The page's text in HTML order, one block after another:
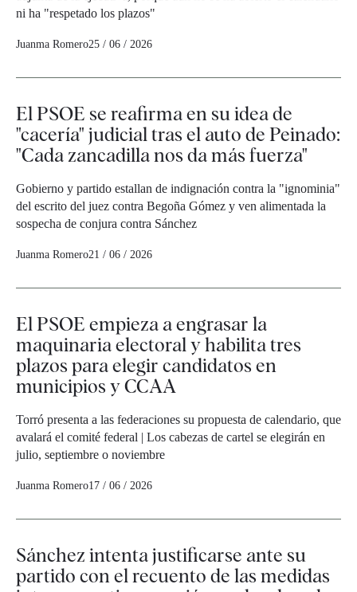
ni ha "respetado los plazos"
Juanma Romero25 / 06 / 2026
El PSOE se reafirma en su idea de
"cacería" judicial tras el auto de Peinado:
"Cada zancadilla nos da más fuerza"
Gobierno y partido estallan de indignación contra la "ignominia"
del escrito del juez contra Begoña Gómez y ven alimentada la
sospecha de conjura contra Sánchez
Juanma Romero21 / 06 / 2026
El PSOE empieza a engrasar la
maquinaria electoral y habilita tres
plazos para elegir candidatos en
municipios y CCAA
Torró presenta a las federaciones su propuesta de calendario, que
avalará el comité federal | Los cabezas de cartel se elegirán en
julio, septiembre o noviembre
Juanma Romero17 / 06 / 2026
Sánchez intenta justificarse ante su
partido con el recuento de las medidas